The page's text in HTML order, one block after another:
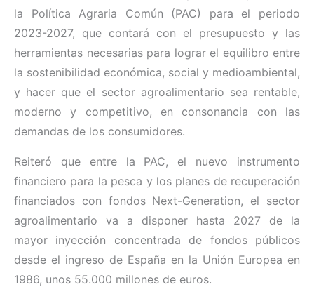
la Política Agraria Común (PAC) para el periodo
2023-2027, que contará con el presupuesto y las
herramientas necesarias para lograr el equilibro entre
la sostenibilidad económica, social y medioambiental,
y hacer que el sector agroalimentario sea rentable,
moderno y competitivo, en consonancia con las
demandas de los consumidores.
Reiteró que entre la PAC, el nuevo instrumento
financiero para la pesca y los planes de recuperación
financiados con fondos Next-Generation, el sector
agroalimentario va a disponer hasta 2027 de la
mayor inyección concentrada de fondos públicos
desde el ingreso de España en la Unión Europea en
1986, unos 55.000 millones de euros.